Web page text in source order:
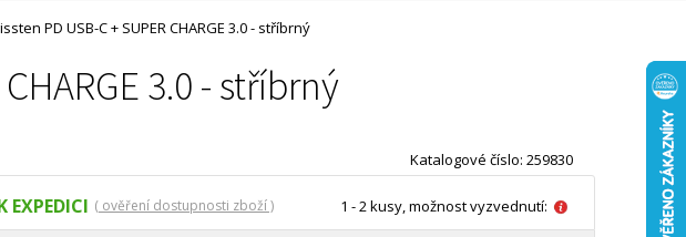
PD USB-C + SUPER CHARGE 3.0 - stříbrný
3.0 - stříbrný
Katalogové číslo: 259830
EXPEDICI ( ověření dostupnosti zboží ) 1 - 2 kusy, možnost vyzvednutí: